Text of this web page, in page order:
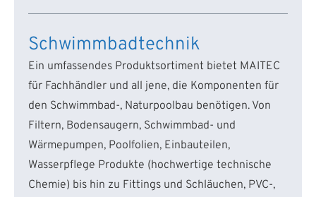
Schwimmbadtechnik
Ein umfassendes Produktsortiment bietet MAITEC
für Fachhändler und all jene, die Komponenten für
den Schwimmbad-, Naturpoolbau benötigen. Von
Filtern, Bodensaugern, Schwimmbad- und
Wärmepumpen, Poolfolien, Einbauteilen,
Wasserpflege Produkte (hochwertige technische
Chemie) bis hin zu Fittings und Schläuchen, PVC-,